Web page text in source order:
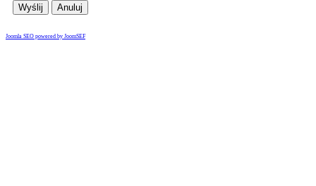
Wyślij Anuluj
Joomla SEO powered by JoomSEF